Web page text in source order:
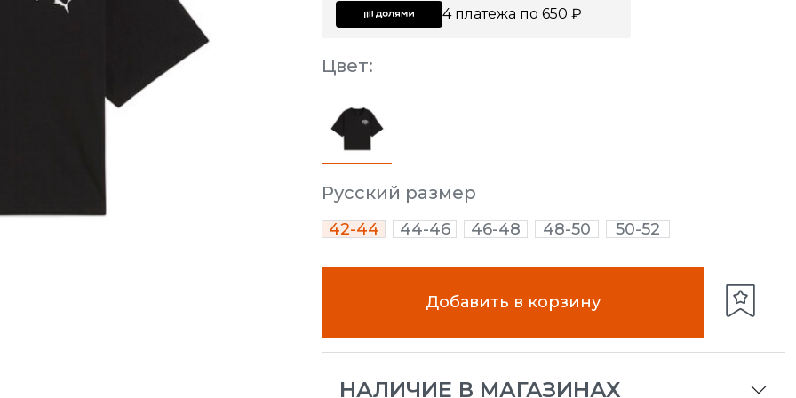
4 платежа по 650 ₽
Цвет:
Русский размер
42-44 44-46 46-48 48-50 50-52
Добавить в корзину
НАЛИЧИЕ В МАГАЗИНАХ